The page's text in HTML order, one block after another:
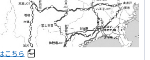
こちら